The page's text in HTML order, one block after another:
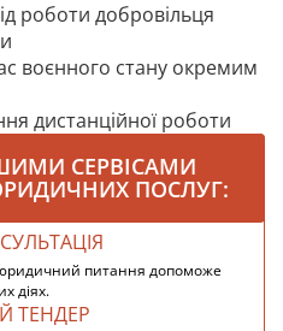
роботи добровільця
воєнного стану окремим
дистанційної роботи
СЕРВІСАМИ
ПОСЛУГ:
питання допоможе
діях.
ТЕНДЕР